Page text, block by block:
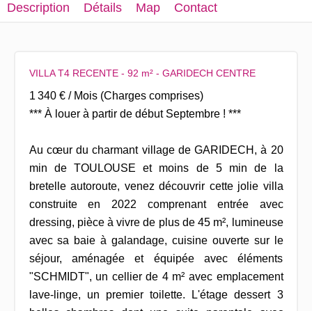
Description Détails Map Contact
VILLA T4 RECENTE - 92 m² - GARIDECH CENTRE
1 340 € / Mois (Charges comprises)
*** À louer à partir de début Septembre ! ***
Au cœur du charmant village de GARIDECH, à 20
min de TOULOUSE et moins de 5 min de la
bretelle autoroute, venez découvrir cette jolie villa
construite en 2022 comprenant entrée avec
dressing, pièce à vivre de plus de 45 m², lumineuse
avec sa baie à galandage, cuisine ouverte sur le
séjour, aménagée et équipée avec éléments
"SCHMIDT", un cellier de 4 m² avec emplacement
lave-linge, un premier toilette. L'étage dessert 3